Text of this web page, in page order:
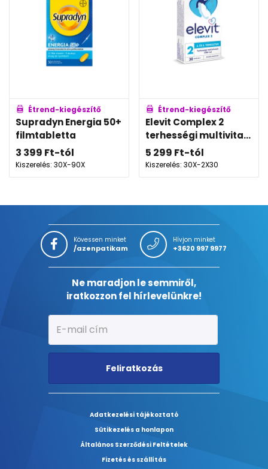
Étrend-kiegészítő
Supradyn Energia 50+
filmtabletta
3 399 Ft-tól
Kiszerelés: 30X-90X
Étrend-kiegészítő
Elevit Complex 2
terhességi multivita...
5 299 Ft-tól
Kiszerelés: 30X-2X30
Kövessen minket
/azenpatikam
Hívjon minket
+3620 997 9977
Ne maradjon le semmiről,
iratkozzon fel hírlevelünkre!
Feliratkozás
Adatkezelési tájékoztató
Sütikezelés a honlapon
Általános Szerződési Feltételek
Fizetés és szállítás